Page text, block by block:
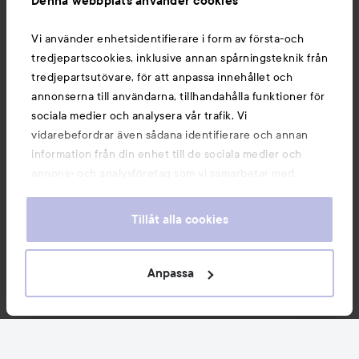
Vi använder enhetsidentifierare i form av första-och
tredjepartscookies, inklusive annan spårningsteknik från
tredjepartsutövare, för att anpassa innehållet och
annonserna till användarna, tillhandahålla funktioner för
sociala medier och analysera vår trafik. Vi
vidarebefordrar även sådana identifierare och annan
information från din enhet till de sociala medier och
annons- och analysföretag som vi samarbetar med.
information som du har tillhandahållit eller som de har
våra cookies vid fortsatt användande av vår webbplats.
För information om hur du kan ändra inställningarna för
Tillåt alla cookies
Anpassa
Du kanske också gillar